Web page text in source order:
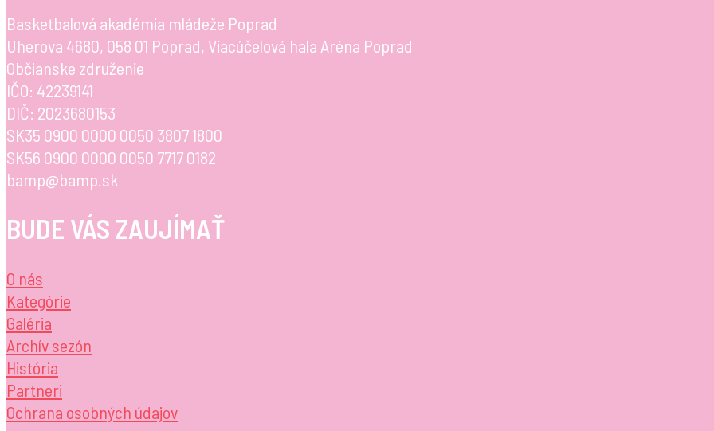
Basketbalová akadémia mládeže Poprad
Uherova 4680, 058 01 Poprad, Viacúčelová hala Aréna Poprad
Občianske združenie
IČO: 42239141
DIČ: 2023680153
SK35 0900 0000 0050 3807 1800
SK56 0900 0000 0050 7717 0182
bamp@bamp.sk
BUDE VÁS ZAUJÍMAŤ
O nás
Kategórie
Galéria
Archív sezón
História
Partneri
Ochrana osobných údajov